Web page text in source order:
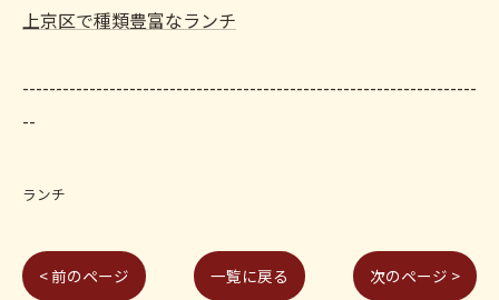
上京区で種類豊富なランチ
--------------------------------------------------------------------
--
ランチ
< 前のページ 一覧に戻る 次のページ >